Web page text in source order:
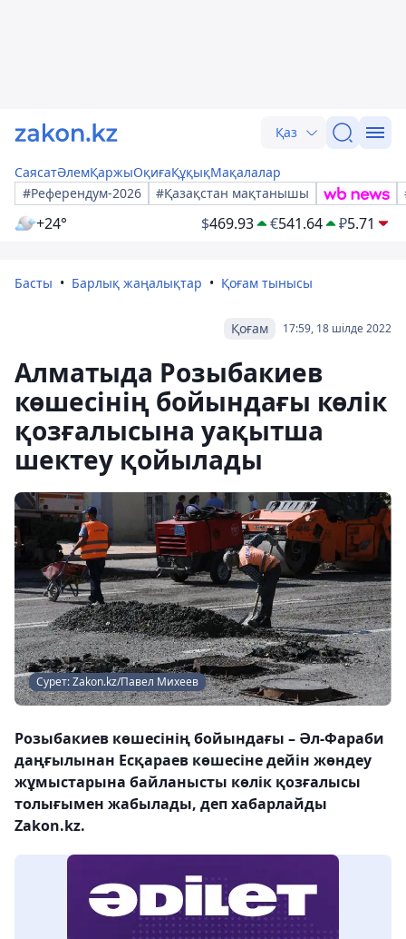
Қаз
СаясатӘлемҚаржыОқиғаҚұқықМақалалар
#Референдум-2026
#Қазақстан мақтанышы
+24° $469.93 €541.64 ₽5.71
Басты Барлық жаңалықтар Қоғам тынысы
17:59, 18 шілде 2022
Қоғам
Алматыда Розыбакиев
көшесінің бойындағы көлік
қозғалысына уақытша
шектеу қойылады
Сурет: Zakon.kz/Павел Михеев
Розыбакиев көшесінің бойындағы – Әл-Фараби
даңғылынан Есқараев көшесіне дейін жөндеу
жұмыстарына байланысты көлік қозғалысы
толығымен жабылады, деп хабарлайды
Zakon.kz.